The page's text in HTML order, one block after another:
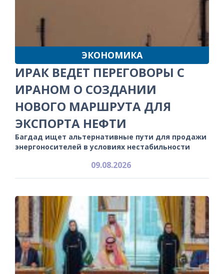
ЭКОНОМИКА
ИРАК ВЕДЕТ ПЕРЕГОВОРЫ С
ИРАНОМ О СОЗДАНИИ
НОВОГО МАРШРУТА ДЛЯ
ЭКСПОРТА НЕФТИ
Багдад ищет альтернативные пути для продажи
энергоносителей в условиях нестабильности
09.08.2026